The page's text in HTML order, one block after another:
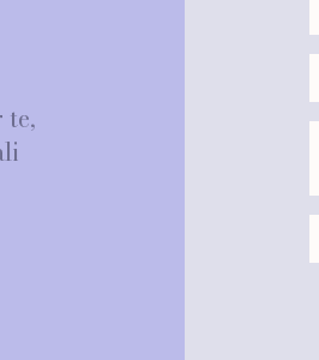
te,